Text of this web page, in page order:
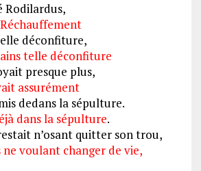
Rodilardus,
déconfiture,
telle déconfiture
presque plus,
assurément
dedans la sépulture.
dans la sépulture.
n’osant quitter son trou,
ne voulant changer de vie,